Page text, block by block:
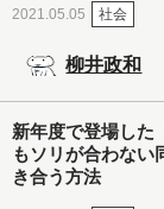
2021.05.05 社会
柳井政和
新年度で登場した
もソリが合わない
き合う方法